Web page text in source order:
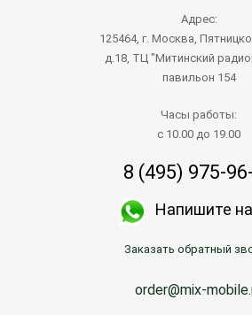
Адрес:
125464, г. Москва,
д.18, ТЦ "Митинский
павильон 154
Часы работы:
с 10.00 до 19.00
8 (495) 975-
Напишите
Заказать обратный
order@mix-